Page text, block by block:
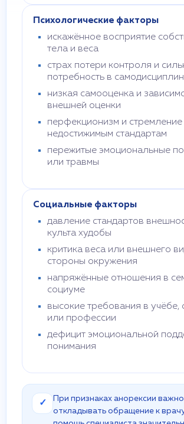
Психологические факторы
искажённое восприятие
тела и веса
страх потери контроля и
потребность в
низкая самооценка и
внешней оценки
перфекционизм и стремление
недостижимым стандартам
пережитые эмоциональные
или травмы
Социальные факторы
давление стандартов
культа худобы
критика веса или внешнего
стороны окружения
напряжённые отношения в
социуме
высокие требования в учёбе,
или профессии
дефицит эмоциональной
понимания
✓
При признаках анорексии
откладывать обращение к